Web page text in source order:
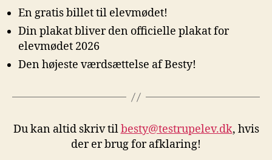
En gratis billet til elevmødet!
Din plakat bliver den officielle plakat for
elevmødet 2026
Den højeste værdsættelse af Besty!
Du kan altid skriv tilbesty@testrupelev.dk, hvis
der er brug for afklaring!